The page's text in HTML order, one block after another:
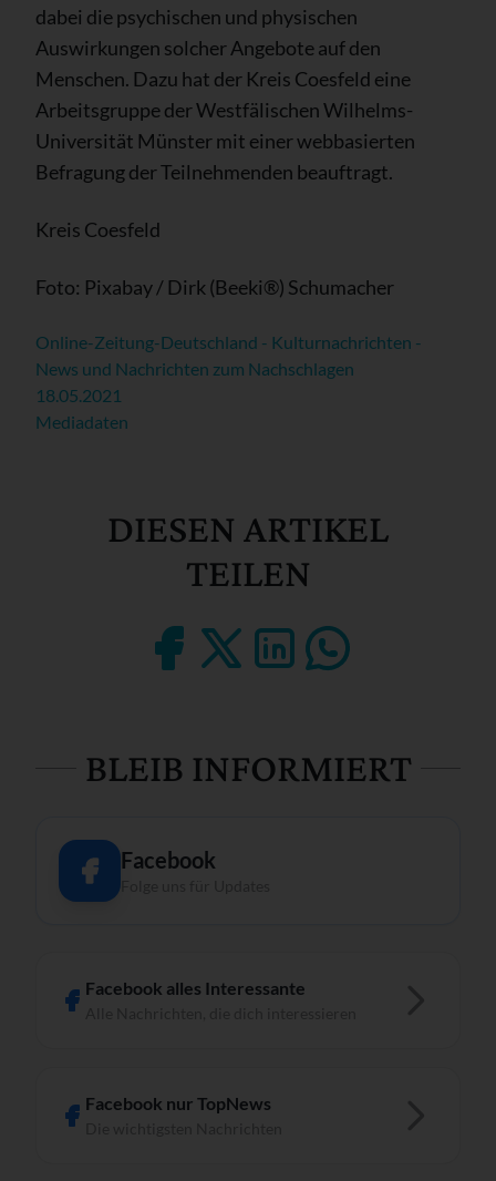
dabei die psychischen und physischen
Auswirkungen solcher Angebote auf den
Menschen. Dazu hat der Kreis Coesfeld eine
Arbeitsgruppe der Westfälischen Wilhelms-
Universität Münster mit einer webbasierten
Befragung der Teilnehmenden beauftragt.
Kreis Coesfeld
Foto: Pixabay / Dirk (Beeki®) Schumacher
Online-Zeitung-Deutschland - Kulturnachrichten -
News und Nachrichten zum Nachschlagen
18.05.2021
Mediadaten
DIESEN ARTIKEL
TEILEN
BLEIB INFORMIERT
Facebook
Facebook alles Interessante
Facebook nur TopNews